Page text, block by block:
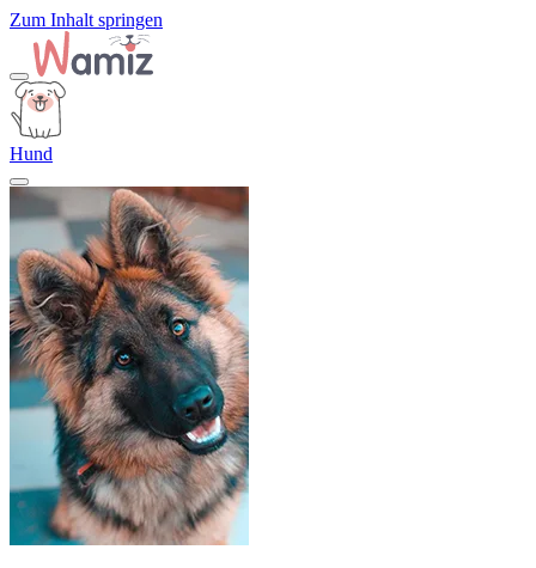
Zum Inhalt springen
Hund